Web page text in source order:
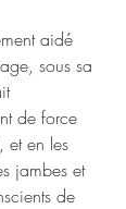
aidé
sous sa
de force
et en les
jambes et
de